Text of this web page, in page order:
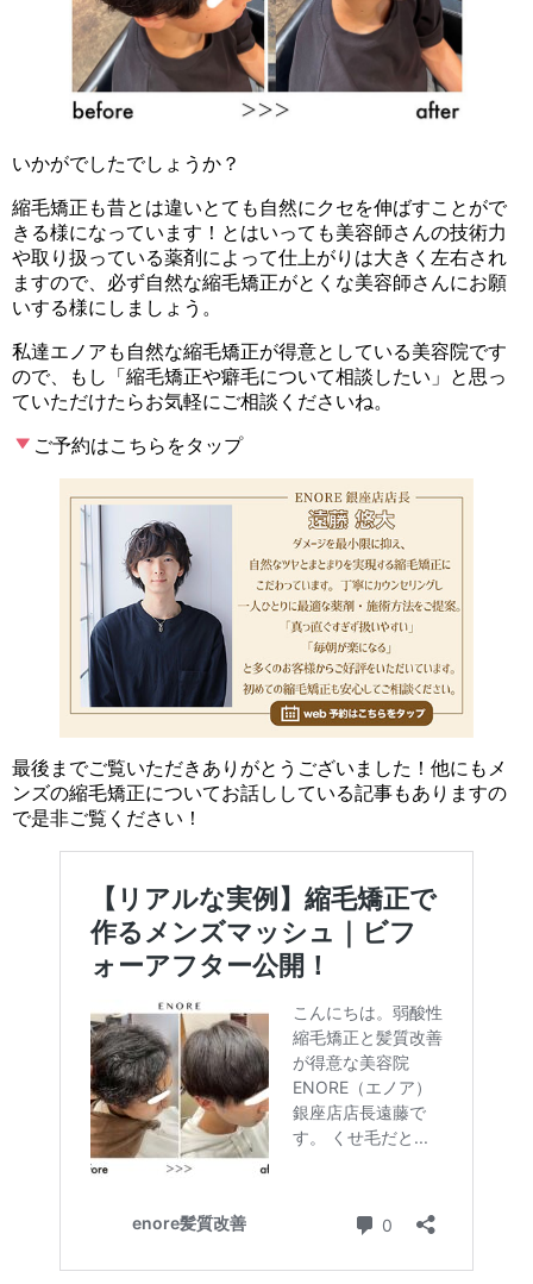
いかがでしたでしょうか？
縮毛矯正も昔とは違いとても自然にクセを伸ばすことがで
きる様になっています！とはいっても美容師さんの技術力
や取り扱っている薬剤によって仕上がりは大きく左右され
ますので、必ず自然な縮毛矯正がとくな美容師さんにお願
いする様にしましょう。
私達エノアも自然な縮毛矯正が得意としている美容院です
ので、もし「縮毛矯正や癖毛について相談したい」と思っ
ていただけたらお気軽にご相談くださいね。
ご予約はこちらをタップ
最後までご覧いただきありがとうございました！他にもメ
ンズの縮毛矯正についてお話ししている記事もありますの
で是非ご覧ください！